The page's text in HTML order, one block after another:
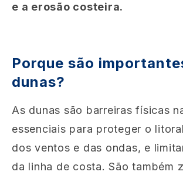
e a erosão costeira.
Porque são
dunas?
As dunas são barreiras físicas
essenciais para proteger o
dos ventos e das ondas, e
da linha de costa. São também